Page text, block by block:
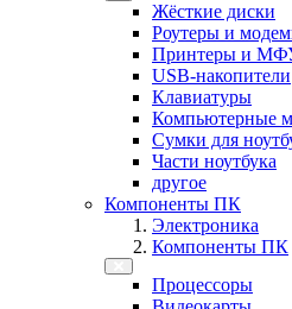
Жёсткие диски
Роутеры и
Принтеры и
USB-накопители
Клавиатуры
Компьютерные
Сумки для
Части ноутбука
другое
Компоненты ПК
Электроника
Компоненты ПК
Процессоры